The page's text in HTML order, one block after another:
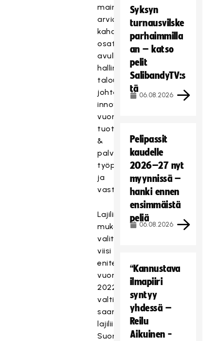
mainetta
arvioidaan
kahdeksan
osatekijän
avulla:
hallinto,
talous,
johtaminen,
innovatiivisuus,
vuorovaikutus,
tuotteet
&
palvelut,
työpaikka
ja
vastuullisuus.
Lajiliitoista
mukaan
valittiin
viisi
eniten
vuonna
2022
valtionapua
saanutta
lajiliittoa:
Suomen
Syksyn
turnausvilske
parhaimmilla
an – katso
pelit
SalibandyTV:s
tä
06.08.2026
Pelipassit
kaudelle
2026–27 nyt
myynnissä –
hanki ennen
ensimmäistä
peliä
06.08.2026
“Kannustava
ilmapiiri
syntyy
yhdessä –
Reilu
Aikuinen -